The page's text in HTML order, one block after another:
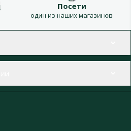
Посети
один из наших магазинов